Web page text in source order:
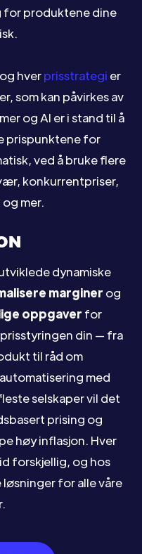
produktene dine
hverprisstrategi er
som kan påvirkes av
og AI er i stand til å
prispunktene for
ved å bruke flere
konkurrentpriser,
mer.
dynamiske
marginer og
oppgaver for
din — fra
til råd om
med
selskaper vil det
prising og
høy inflasjon. Hver
forskjellig, og hos
for alle våre